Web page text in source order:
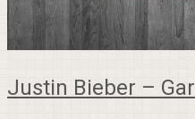
Justin Bieber –